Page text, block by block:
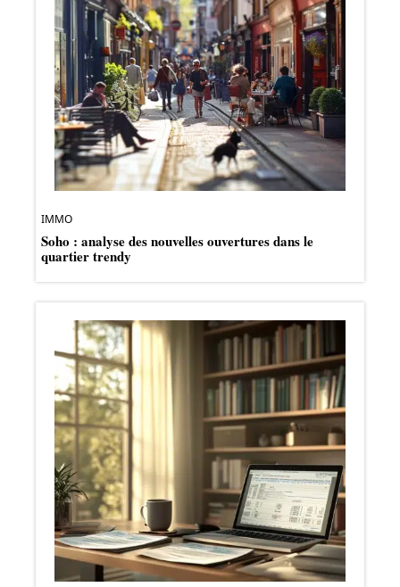
IMMO
Soho : analyse des nouvelles ouvertures dans le
quartier trendy